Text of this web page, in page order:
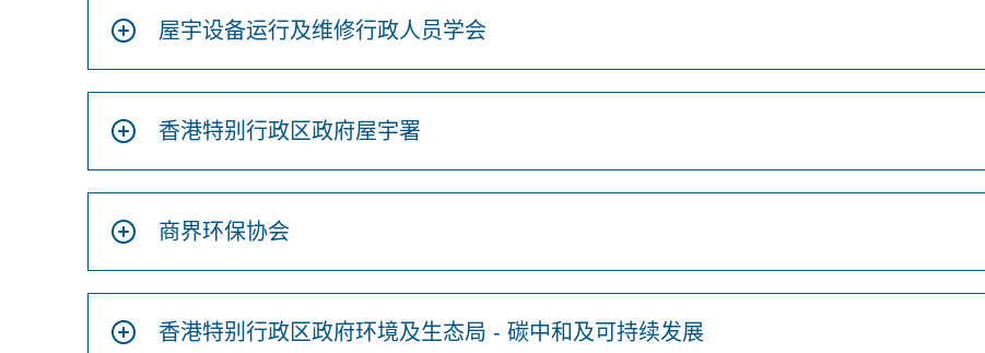
屋宇设备运行及维修行政人员学会
香港特别行政区政府屋宇署
商界环保协会
香港特别行政区政府环境及生态局 - 碳中和及可持续发展